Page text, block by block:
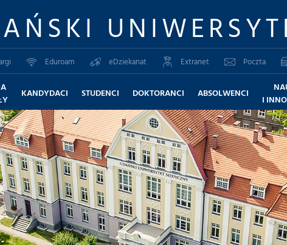
Eduroam eDziekanat Extranet Poczta
KANDYDACI STUDENCI DOKTORANCI ABSOLWENCI
I